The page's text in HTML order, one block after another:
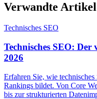
Verwandte Artikel
Technisches SEO
Technisches SEO:
2026
Erfahren Sie, wie
Rankings bildet. Von Core
bis zur strukturierten